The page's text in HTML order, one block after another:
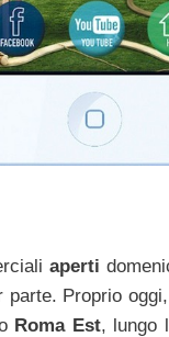
aperti
parte. Proprio
Roma Est, lungo